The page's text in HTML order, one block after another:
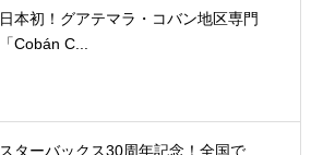
日本初！グアテマラ・コバン地区専門
「Cobán C...
スターバックス30周年記念！全国で